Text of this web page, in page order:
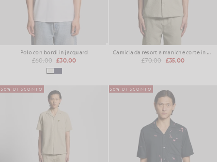
Polo con bordi in jacquard
£60.00 £30.00
Camicia da resort a maniche corte in tessuto stropicciato
£70.00 £35.00
50% DI SCONTO 50% DI SCONTO